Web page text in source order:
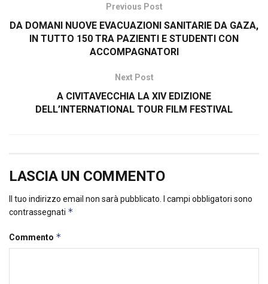
Previous Post
DA DOMANI NUOVE EVACUAZIONI SANITARIE DA GAZA,
IN TUTTO 150 TRA PAZIENTI E STUDENTI CON
ACCOMPAGNATORI
Next Post
A CIVITAVECCHIA LA XIV EDIZIONE
DELL’INTERNATIONAL TOUR FILM FESTIVAL
LASCIA UN COMMENTO
Il tuo indirizzo email non sarà pubblicato.
I campi obbligatori sono
contrassegnati *
Commento *